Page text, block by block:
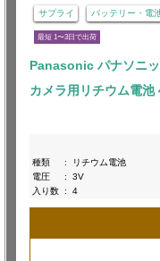
サプライ バッテリー・電
最短 1〜3日で出荷
Panasonic パナソニ
カメラ用リチウム電
種類
:
リチウム電池
電圧
:
3V
入り数 : 4